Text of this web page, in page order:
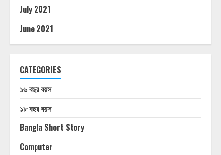
July 2021
June 2021
CATEGORIES
১৬ বছর বয়স
১৮ বছর বয়স
Bangla Short Story
Computer